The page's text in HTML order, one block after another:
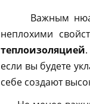
Важным
неплохими
теплоизоляцией
если вы будете
себе создают